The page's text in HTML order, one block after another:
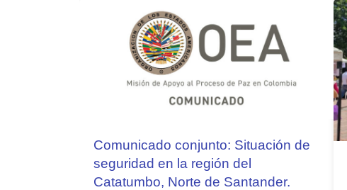
Comunicado conjunto: Situación de
seguridad en la región del
Catatumbo, Norte de Santander.